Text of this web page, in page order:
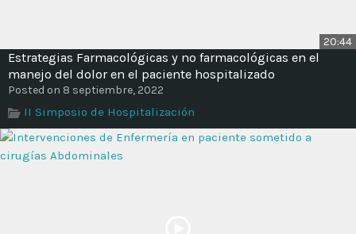
20:44
Estrategias Farmacológicas y no farmacológicas en el
manejo del dolor en el paciente hospitalizado
Posted on 8 septiembre, 2022
II Simposio de Hospitalización